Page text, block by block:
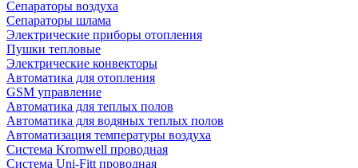
Сепараторы воздуха
Сепараторы шлама
Электрические приборы отопления
Пушки тепловые
Электрические конвекторы
Автоматика для отопления
GSM управление
Автоматика для теплых полов
Автоматика для водяных теплых полов
Автоматизация температуры воздуха
Система Kromwell проводная
Система Uni-Fitt проводная